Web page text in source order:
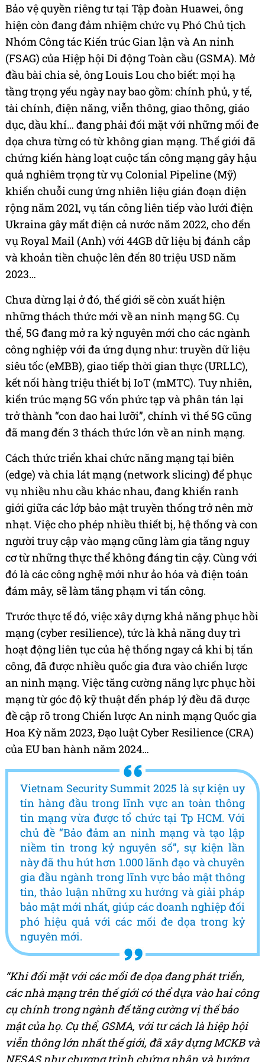
Bảo vệ quyền riêng tư tại Tập đoàn Huawei, ông
hiện còn đang đảm nhiệm chức vụ Phó Chủ tịch
Nhóm Công tác Kiến trúc Gian lận và An ninh
(FSAG) của Hiệp hội Di động Toàn cầu (GSMA). Mở
đầu bài chia sẻ, ông Louis Lou cho biết: mọi hạ
tầng trọng yếu ngày nay bao gồm: chính phủ, y tế,
tài chính, điện năng, viễn thông, giao thông, giáo
dục, dầu khí… đang phải đối mặt với những mối đe
dọa chưa từng có từ không gian mạng. Thế giới đã
chứng kiến hàng loạt cuộc tấn công mạng gây hậu
quả nghiêm trọng từ vụ Colonial Pipeline (Mỹ)
khiến chuỗi cung ứng nhiên liệu gián đoạn diện
rộng năm 2021, vụ tấn công liên tiếp vào lưới điện
Ukraina gây mất điện cả nước năm 2022, cho đến
vụ Royal Mail (Anh) với 44GB dữ liệu bị đánh cắp
và khoản tiền chuộc lên đến 80 triệu USD năm
2023…
Chưa dừng lại ở đó, thế giới sẽ còn xuất hiện
những thách thức mới về an ninh mạng 5G. Cụ
thể, 5G đang mở ra kỷ nguyên mới cho các ngành
công nghiệp với đa ứng dụng như: truyền dữ liệu
siêu tốc (eMBB), giao tiếp thời gian thực (URLLC),
kết nối hàng triệu thiết bị IoT (mMTC). Tuy nhiên,
kiến trúc mạng 5G vốn phức tạp và phân tán lại
trở thành “con dao hai lưỡi”, chính vì thế 5G cũng
đã mang đến 3 thách thức lớn về an ninh mạng.
Cách thức triển khai chức năng mạng tại biên
(edge) và chia lát mạng (network slicing) để phục
vụ nhiều nhu cầu khác nhau, đang khiến ranh
giới giữa các lớp bảo mật truyền thống trở nên mờ
nhạt. Việc cho phép nhiều thiết bị, hệ thống và con
người truy cập vào mạng cũng làm gia tăng nguy
cơ từ những thực thể không đáng tin cậy. Cùng với
đó là các công nghệ mới như ảo hóa và điện toán
đám mây, sẽ làm tăng phạm vi tấn công.
Trước thực tế đó, việc xây dựng khả năng phục hồi
mạng (cyber resilience), tức là khả năng duy trì
hoạt động liên tục của hệ thống ngay cả khi bị tấn
công, đã được nhiều quốc gia đưa vào chiến lược
an ninh mạng. Việc tăng cường năng lực phục hồi
mạng từ góc độ kỹ thuật đến pháp lý đều đã được
đề cập rõ trong Chiến lược An ninh mạng Quốc gia
Hoa Kỳ năm 2023, Đạo luật Cyber Resilience (CRA)
của EU ban hành năm 2024…
Vietnam Security Summit 2025 là sự kiện uy
tín hàng đầu trong lĩnh vực an toàn thông
tin mạng vừa được tổ chức tại Tp HCM. Với
chủ đề “Bảo đảm an ninh mạng và tạo lập
niềm tin trong kỷ nguyên số”, sự kiện lần
này đã thu hút hơn 1.000 lãnh đạo và chuyên
gia đầu ngành trong lĩnh vực bảo mật thông
tin, thảo luận những xu hướng và giải pháp
bảo mật mới nhất, giúp các doanh nghiệp đối
phó hiệu quả với các mối đe dọa trong kỷ
nguyên mới.
“Khi đối mặt với các mối đe dọa đang phát triển,
các nhà mạng trên thế giới có thể dựa vào hai công
cụ chính trong ngành để tăng cường vị thế bảo
mật của họ. Cụ thể, GSMA, với tư cách là hiệp hội
viễn thông lớn nhất thế giới, đã xây dựng MCKB và